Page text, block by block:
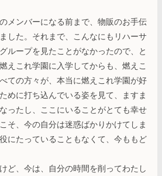
メンバーになる前まで、物販のお手伝
した。それまで、こんなにもリハーサ
ループを見たことがなかったので、と
えこれ学園に入学してからも、燃えこ
ての方々が、本当に燃えこれ学園が好
めに打ち込んでいる姿を見て、ますま
ったし、ここにいることがとても幸せ
そ、今の自分は迷惑ばかりかけてしま
にたっていることもなくて、今ももど
ど、今は、自分の時間を削ってわたし